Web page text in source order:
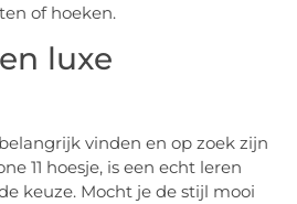
of hoeken.
luxe
vinden en op zoek zijn
11 hoesje, is een echt leren
keuze. Mocht je de stijl mooi